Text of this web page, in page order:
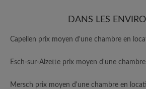
DANS LES
Capellen prix moyen d'une chambre en
Esch-sur-Alzette prix moyen d'une
Mersch prix moyen d'une chambre en